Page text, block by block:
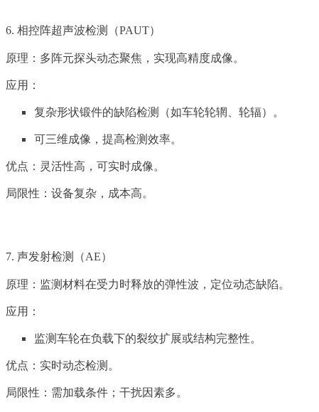
6. 相控阵超声波检测（PAUT）
原理：多阵元探头动态聚焦，实现高精度成像。
应用：
复杂形状锻件的缺陷检测（如车轮轮辋、轮辐）。
可三维成像，提高检测效率。
优点：灵活性高，可实时成像。
局限性：设备复杂，成本高。
7. 声发射检测（AE）
原理：监测材料在受力时释放的弹性波，定位动态缺陷。
应用：
监测车轮在负载下的裂纹扩展或结构完整性。
优点：实时动态检测。
局限性：需加载条件；干扰因素多。